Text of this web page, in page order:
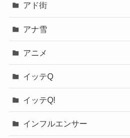
アド街
アナ雪
アニメ
イッテQ
イッテQ!
インフルエンサー